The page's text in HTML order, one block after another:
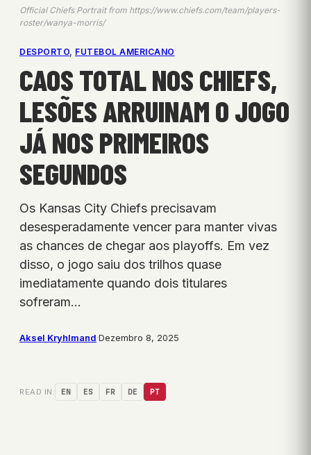
Official Chiefs Portrait from https://www.chiefs.com/team/players-
roster/wanya-morris/
DESPORTO, FUTEBOL AMERICANO
CAOS TOTAL NOS CHIEFS,
LESÕES ARRUINAM O JOGO
JÁ NOS PRIMEIROS
SEGUNDOS
Os Kansas City Chiefs precisavam
desesperadamente vencer para manter vivas
as chances de chegar aos playoffs. Em vez
disso, o jogo saiu dos trilhos quase
imediatamente quando dois titulares
sofreram…
Aksel Kryhlmand·Dezembro 8, 2025
READ IN: EN ES FR DE PT